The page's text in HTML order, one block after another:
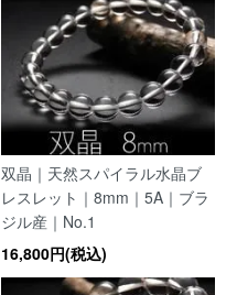
双晶｜天然スパイラル水晶ブ
レスレット｜8mm｜5A｜ブラ
ジル産｜No.1
16,800円(税込)